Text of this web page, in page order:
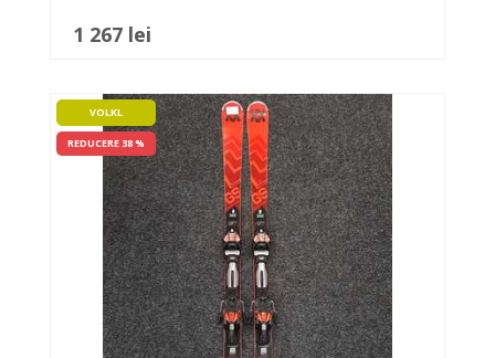
1 267 lei
VOLKL
REDUCERE 38 %